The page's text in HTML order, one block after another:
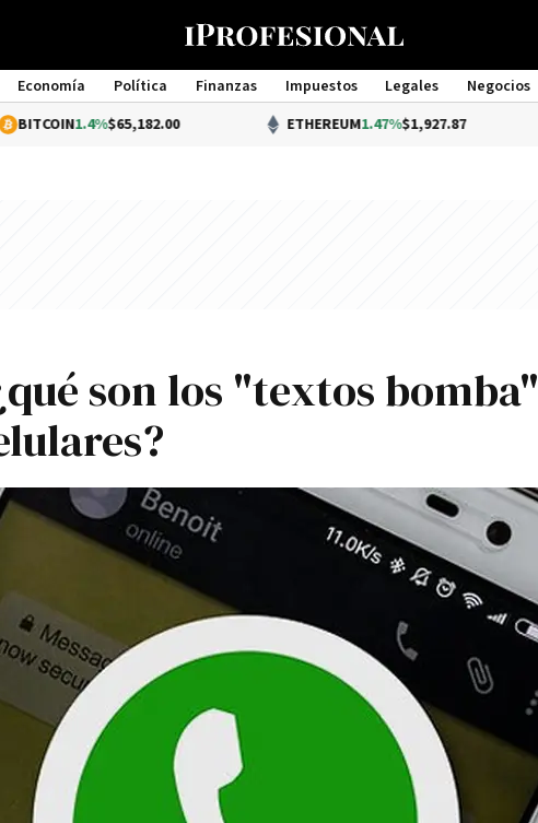
Economía Política Finanzas Impuestos Legales Negocios
Management
$65,182.00 ETHEREUM 1.47%$1,927.87
son los "textos bomba"